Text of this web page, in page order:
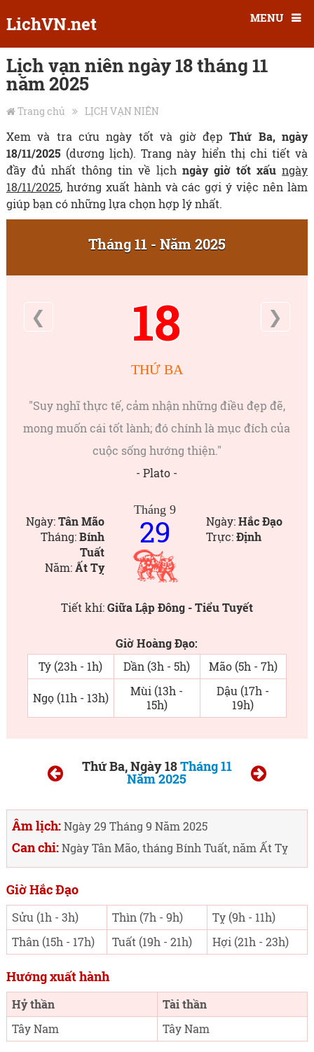
LichVN.net MENU
Lịch vạn niên ngày 18 tháng 11
năm 2025
Trang chủ LỊCH VẠN NIÊN
Xem và tra cứu ngày tốt và giờ đẹpThứ Ba, ngày
18/11/2025 (dương lịch). Trang này hiển thị chi tiết và
đầy đủ nhất thông tin về lịchngày giờ tốt xấu ngày
18/11/2025, hướng xuất hành và các gợi ý việc nên làm
giúp bạn có những lựa chọn hợp lý nhất.
Tháng 11 - Năm 2025
❮ 18 ❯
THỨ BA
"Suy nghĩ thực tế, cảm nhận những điều đẹp đẽ,
mong muốn cái tốt lành; đó chính là mục đích của
cuộc sống hướng thiện."
- Plato -
Ngày:Tân Mão
Tháng:Bính
Tuất
Năm:Ất Tỵ
Tháng 9
29 Ngày:Hắc Đạo
Trực:Định
Tiết khí:Giữa Lập Đông - Tiểu Tuyết
Giờ Hoàng Đạo:
Tý (23h - 1h)
Dần (3h - 5h) Mão (5h - 7h)
Ngọ (11h - 13h)
Mùi (13h -
15h)
Dậu (17h -
19h)
Thứ Ba, Ngày 18Tháng 11
Năm 2025
Âm lịch:Ngày 29 Tháng 9 Năm 2025
Can chi:Ngày Tân Mão, tháng Bính Tuất, năm Ất Tỵ
Giờ Hắc Đạo
Sửu (1h - 3h) Thìn (7h - 9h)
Tỵ (9h - 11h)
Thân (15h - 17h)
Tuất (19h - 21h) Hợi (21h - 23h)
Hướng xuất hành
Hỷ thần
Tài thần
Tây Nam
Tây Nam